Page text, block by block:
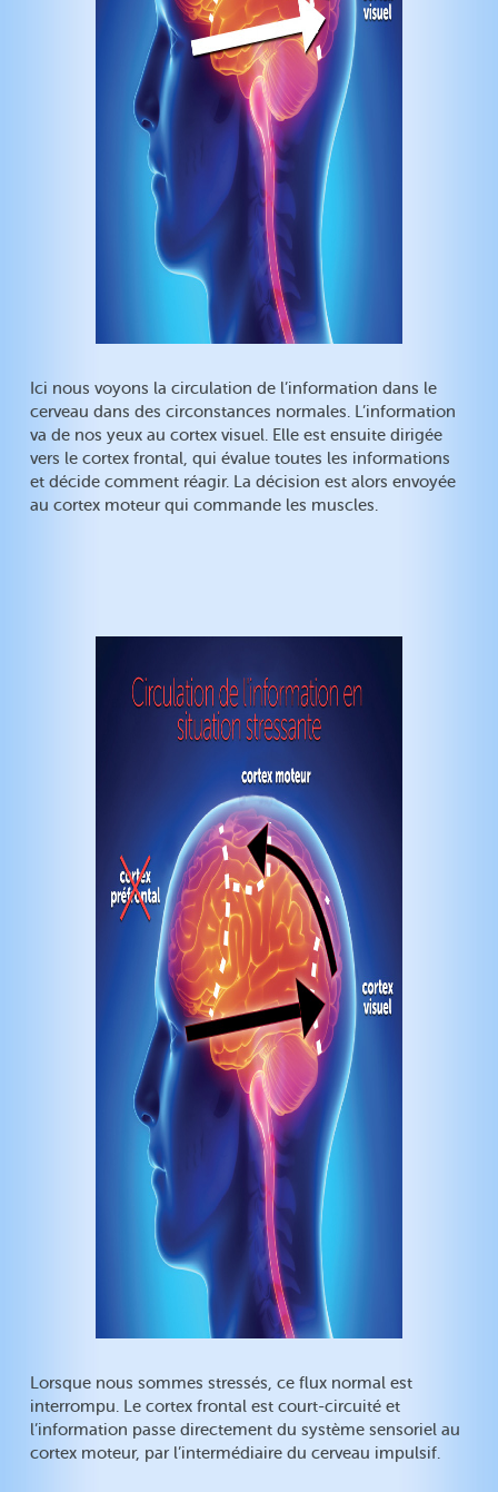
Ici nous voyons la circulation de l’information dans le
cerveau dans des circonstances normales. L’information
va de nos yeux au cortex visuel. Elle est ensuite dirigée
vers le cortex frontal, qui évalue toutes les informations
et décide comment réagir. La décision est alors envoyée
au cortex moteur qui commande les muscles.
Lorsque nous sommes stressés, ce flux normal est
interrompu. Le cortex frontal est court-circuité et
l’information passe directement du système sensoriel au
cortex moteur, par l’intermédiaire du cerveau impulsif.